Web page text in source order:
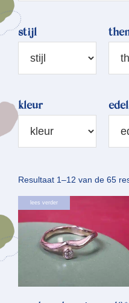
stijl
kleur
Resultaat 1–12 van de 65
lees verder